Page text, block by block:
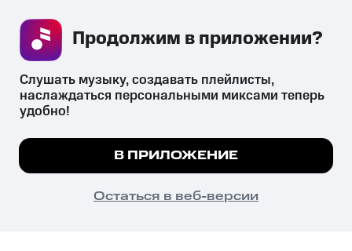
СКАЧАТЬ ПРИЛОЖЕНИЕ
психотропных веществ, их аналогов причиняет вред здоровью,
их незаконный оборот запрещён и влечёт установленную
законодательством ответственность.
© 2026 ООО «КИОН».
Все права защищены
Мы используем куки, чтобы на сайте все
Подробнее
ПОНЯТНО
Слушать музыку, создавать плейлисты,
наслаждаться персональными миксами теперь
удобно!
В ПРИЛОЖЕНИЕ
Остаться в веб-версии